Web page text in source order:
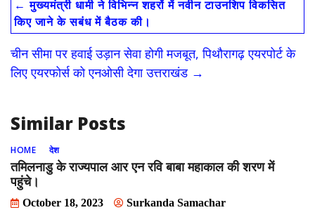
b
o
o
k
d
o
n
l e
← मुख्यमंत्री धामी ने विभिन्न शहरों में नवीन टाउनशिप विकसित
किए जाने के सबंध में बैठक की।
चीन सीमा पर हवाई उड़ान सेवा होगी मजबूत, पिथौरागढ़ एयरपोर्ट के
लिए एयरफोर्स को एनओसी देगा उत्तराखंड →
Similar Posts
HOME देश
तमिलनाडु के राज्यपाल आर एन रवि बाबा महाकाल की शरण में
पहुंचे।
October 18, 2023 Surkanda Samachar